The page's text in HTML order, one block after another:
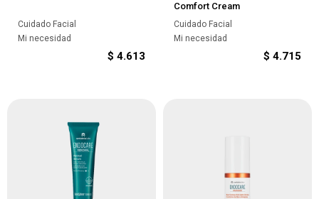
Cuidado Facial
Mi necesidad
$ 4.613
Comfort Cream
Cuidado Facial
Mi necesidad
$ 4.715